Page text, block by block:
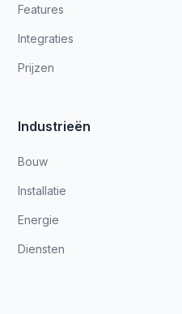
Features
Integraties
Prijzen
Industrieën
Bouw
Installatie
Energie
Diensten